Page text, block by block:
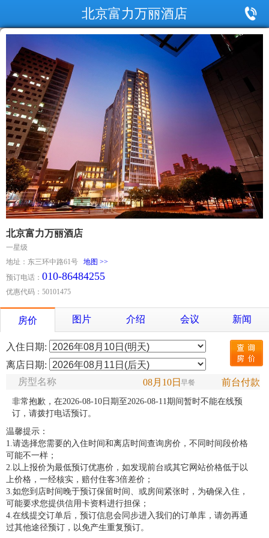
北京富力万丽酒店
北京富力万丽酒店
一星级
地址：东三环中路61号 地图 >>
预订电话： 010-86484255
优惠代码：50101475
房价 图片 介绍 会议 新闻
入住日期:
离店日期:
08月10日早餐 前台付款
房型名称
非常抱歉，在2026-08-10日期至2026-08-11期间暂时不能在线预
订，请拨打电话预订。
温馨提示：
1.请选择您需要的入住时间和离店时间查询房价，不同时间段价格
可能不一样；
2.以上报价为最低预订优惠价，如发现前台或其它网站价格低于以
上价格，一经核实，赔付住客3倍差价；
3.如您到店时间晚于预订保留时间、或房间紧张时，为确保入住，
可能要求您提供信用卡资料进行担保；
4.在线提交订单后，预订信息会同步进入我们的订单库，请勿再通
过其他途径预订，以免产生重复预订。